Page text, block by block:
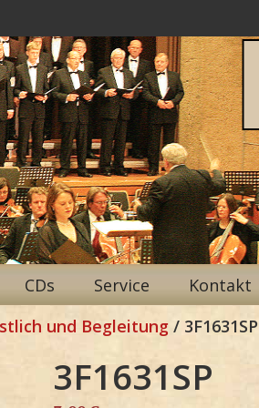
CDs Service Kontakt
und Begleitung / 3F1631SP
3F1631SP